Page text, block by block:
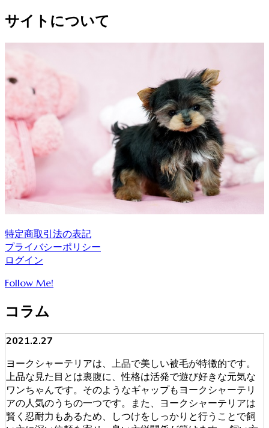
サイトについて
特定商取引法の表記
プライバシーポリシー
ログイン
Follow Me!
コラム
2021.2.27
ヨークシャーテリアは、上品で美しい被毛が特徴的です。
上品な見た目とは裏腹に、性格は活発で遊び好きな元気な
ワンちゃんです。そのようなギャップもヨークシャーテリ
アの人気のうちの一つです。また、ヨークシャーテリアは
賢く忍耐力もあるため、しつけをしっかりと行うことで飼